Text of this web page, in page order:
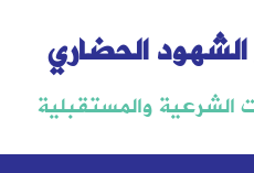
الحضاري
الشرعية والمستقبلية